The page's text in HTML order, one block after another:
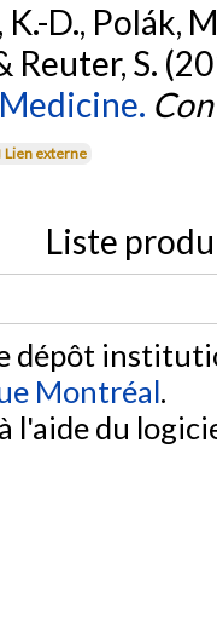
D., Polák,
Reuter, S.
Lien externe
Liste
dépôt
Montréal.
l'aide du